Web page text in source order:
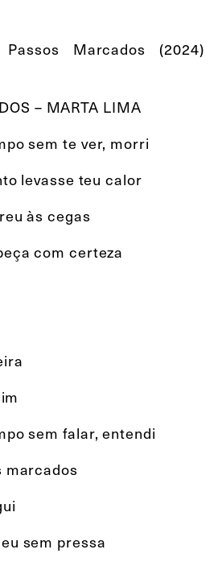
Marcados (2024)
– MARTA LIMA
sem te ver, morri
levasse teu calor
às cegas
com certeza
sem falar, entendi
marcados
sem pressa